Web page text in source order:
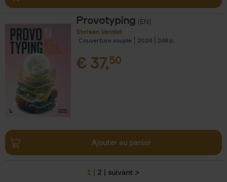
Provotyping (EN)
Stefaan Vandist
Couverture souple
2024 248
€ 37,50
Ajouter au panier
1 2 suivant >